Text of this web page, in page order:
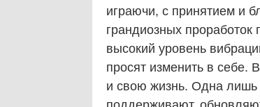
играючи, с принятием и
грандиозных
высокий уровень
просят изменить в себе.
и свою жизнь. Одна лишь